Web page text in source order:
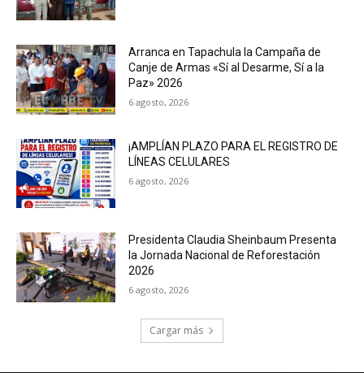
Arranca en Tapachula la Campaña de
Canje de Armas «Sí al Desarme, Sí a la
Paz» 2026
6 agosto, 2026
¡AMPLÍAN PLAZO PARA EL REGISTRO DE
LÍNEAS CELULARES
6 agosto, 2026
Presidenta Claudia Sheinbaum Presenta
la Jornada Nacional de Reforestación
2026
6 agosto, 2026
Cargar más